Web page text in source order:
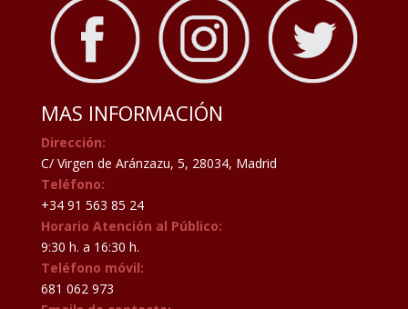
MAS INFORMACIÓN
Dirección:
C/ Virgen de Aránzazu, 5, 28034, Madrid
Teléfono:
+34 91 563 85 24
Horario Atención al Público:
9:30 h. a 16:30 h.
Teléfono móvil:
681 062 973